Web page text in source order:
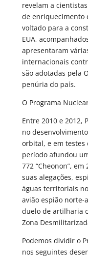
revelam a
de enriquecimento
voltado para a
EUA,
apresentaram
internacionais
são adotadas pela
penúria do país.
O Programa
Entre 2010 e 2012,
no
orbital, e em testes
período afundou
772 “Cheonon”,
suas alegações,
águas territoriais
avião espião norte-
duelo de artilharia
Zona
Podemos dividir o
nos seguintes